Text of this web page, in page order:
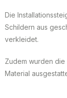
Die
Schildern aus
verkleidet.
Zudem wurden die
Material